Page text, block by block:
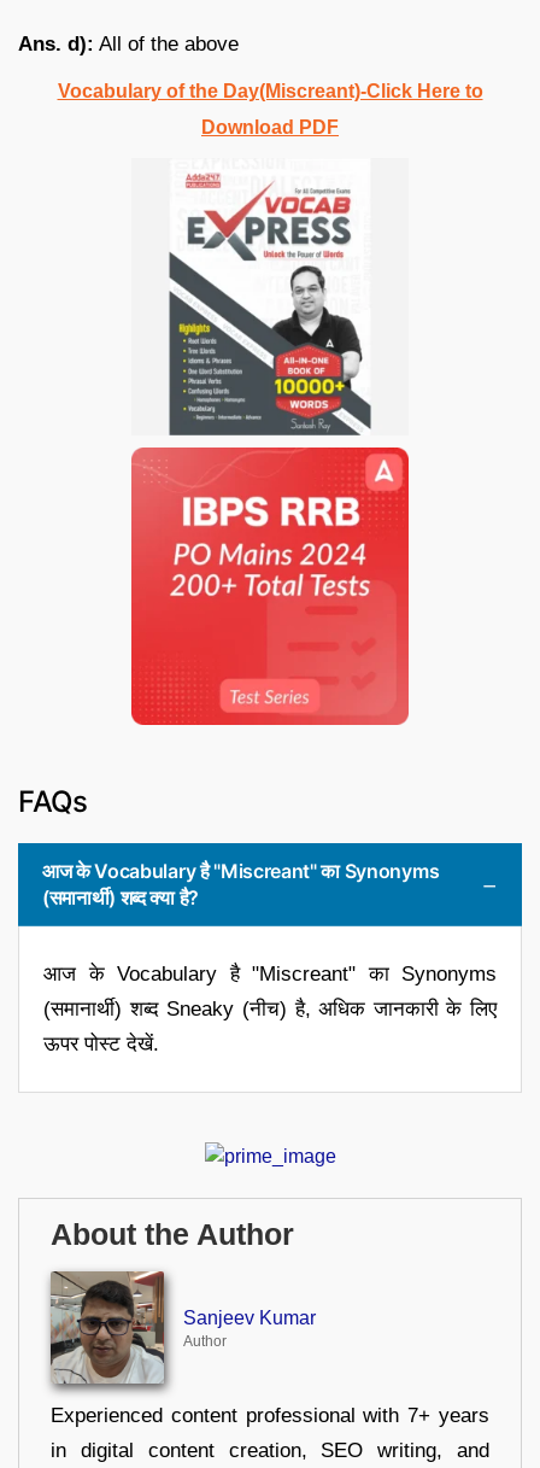
Ans. d): All of the above
Vocabulary of the Day(Miscreant)-Click Here to
Download PDF
FAQs
आज के Vocabulary है "Miscreant" का Synonyms
(समानार्थी) शब्द क्या है?
आज के Vocabulary है "Miscreant" का Synonyms
(समानार्थी) शब्द Sneaky (नीच) है, अधिक जानकारी के लिए
ऊपर पोस्ट देखें.
About the Author
Sanjeev Kumar
Author
Experienced content professional with 7+ years
in digital content creation, SEO writing, and